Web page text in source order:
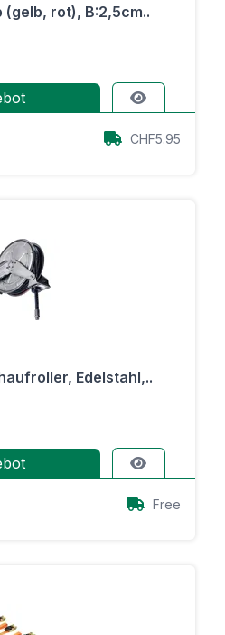
(gelb, rot), B:2,5cm..
CHF5.95
Edelstahl,..
Free